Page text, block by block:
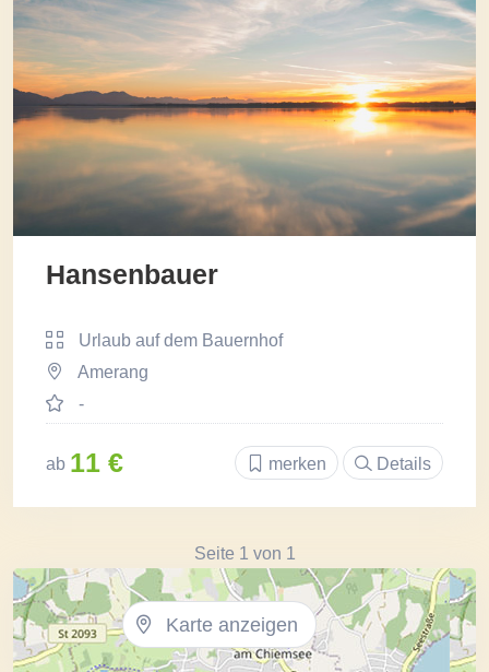
Hansenbauer
Urlaub auf dem Bauernhof
Amerang
-
ab 11 € merken Details
Seite 1 von 1
Karte anzeigen